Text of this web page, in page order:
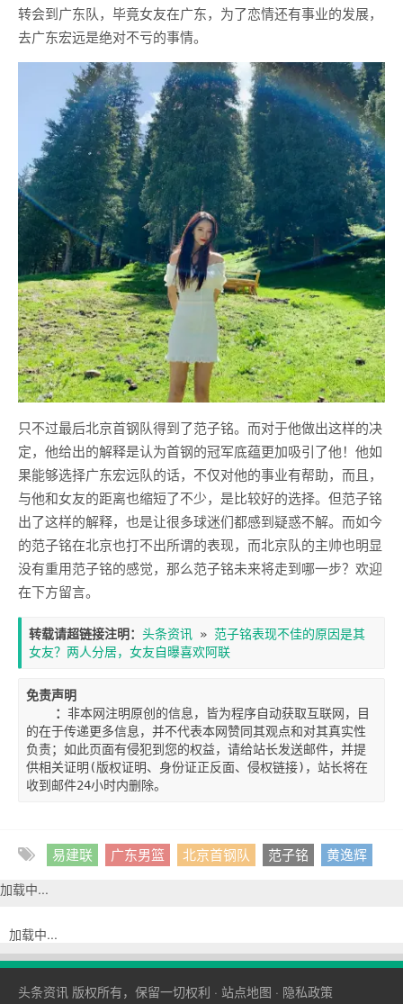
转会到广东队，毕竟女友在广东，为了恋情还有事业的发展，
去广东宏远是绝对不亏的事情。
只不过最后北京首钢队得到了范子铭。而对于他做出这样的决
定，他给出的解释是认为首钢的冠军底蕴更加吸引了他！他如
果能够选择广东宏远队的话，不仅对他的事业有帮助，而且，
与他和女友的距离也缩短了不少，是比较好的选择。但范子铭
出了这样的解释，也是让很多球迷们都感到疑惑不解。而如今
的范子铭在北京也打不出所谓的表现，而北京队的主帅也明显
没有重用范子铭的感觉，那么范子铭未来将走到哪一步？欢迎
在下方留言。
转载请超链接注明： 头条资讯 » 范子铭表现不佳的原因是其
女友？两人分居，女友自曝喜欢阿联
免责声明
    ：
非本网注明原创的信息，皆为程序自动获取互联网，目
的在于传递更多信息，并不代表本网赞同其观点和对其真实性
负责；如此页面有侵犯到您的权益，请给站长发送邮件，并提
供相关证明(版权证明、身份证正反面、侵权链接)，站长将在
收到邮件24小时内删除。
易建联 广东男篮 北京首钢队 范子铭 黄逸辉
加载中...
加载中...
头条资讯 版权所有，保留一切权利 · 站点地图 · 隐私政策